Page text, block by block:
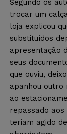
Segundo os
trocar um
loja explicou
substituídos
apresentação
seus
que ouviu,
apanhou outro
ao
repassado aos
teriam agido